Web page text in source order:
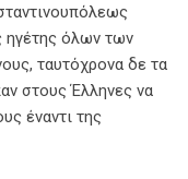
ηγέτης όλων των
ταυτόχρονα δε τα
στους Έλληνες να
έναντι της